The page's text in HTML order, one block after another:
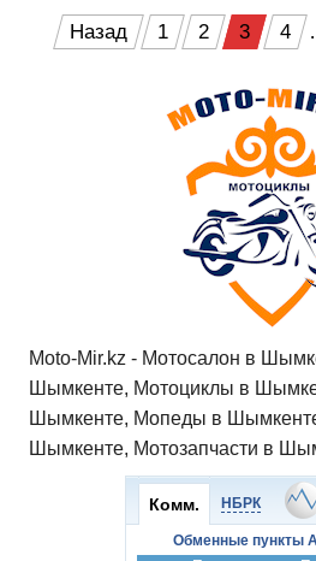
at
s
c
e
tt
er
n
o
kl
a
ss
ni
ki
e
m
Пагинация
Назад 1 2 3 4
Moto-Mir.kz - Мотосалон в
Шымкенте, Мотоциклы в
Шымкенте, Мопеды в
Шымкенте, Мотозапчасти в